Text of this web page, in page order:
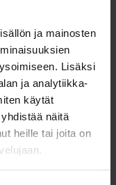
ja mainosten
Lisäksi
ja analytiikka-
käytät
näitä
heille tai joita on